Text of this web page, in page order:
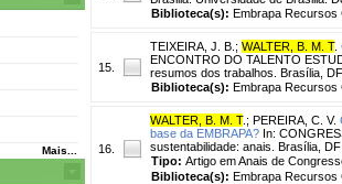
Mais...
Biblioteca(s): Embrapa Recursos
15.
TEIXEIRA, J. B. ; WALTER, B. M. T.
ENCONTRO DO TALENTO
resumos dos trabalhos. Brasília,
Biblioteca(s): Embrapa Recursos
16.
WALTER, B. M. T. ; PEREIRA, C. V.
base da EMBRAPA? In:
sustentabilidade: anais. Brasília,
Tipo: Artigo em Anais de
Biblioteca(s): Embrapa Recursos